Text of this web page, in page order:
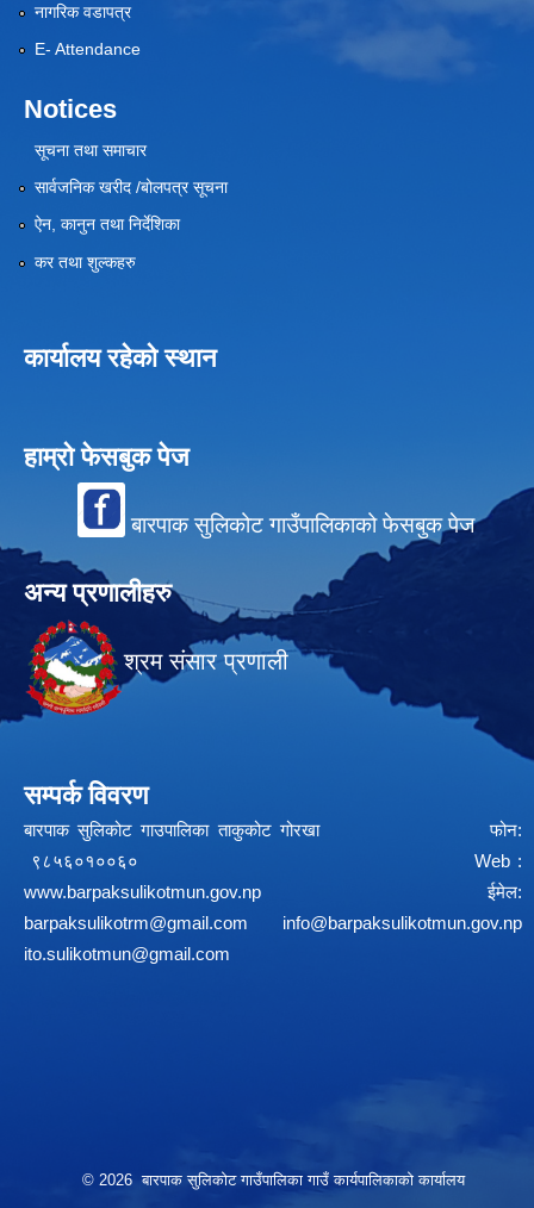
नागरिक वडापत्र
E- Attendance
Notices
सूचना तथा समाचार
सार्वजनिक खरीद /बोलपत्र सूचना
ऐन, कानुन तथा निर्देशिका
कर तथा शुल्कहरु
कार्यालय रहेको स्थान
हाम्रो फेसबुक पेज
बारपाक सुलिकोट गाउँपालिकाको फेसबुक पेज
अन्य प्रणालीहरु
श्रम संसार प्रणाली
सम्पर्क विवरण
बारपाक सुलिकोट गाउपालिका ताकुकोट गोरखा फोन:
९८५६०१००६० Web :
www.barpaksulikotmun.gov.np
ईमेल:
barpaksulikotrm@gmail.com
info@barpaksulikotmun.gov.np
ito.sulikotmun@gmail.com
© 2026 बारपाक सुलिकोट गाउँपालिका गाउँ कार्यपालिकाको कार्यालय